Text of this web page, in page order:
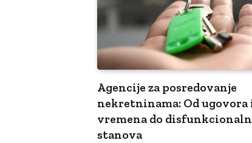
Agencije za posredovanje
nekretninama: Od ugovora
vremena do
stanova